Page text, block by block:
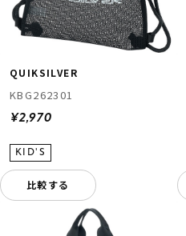
QUIKSILVER
KBG262301
¥2,970
比較する